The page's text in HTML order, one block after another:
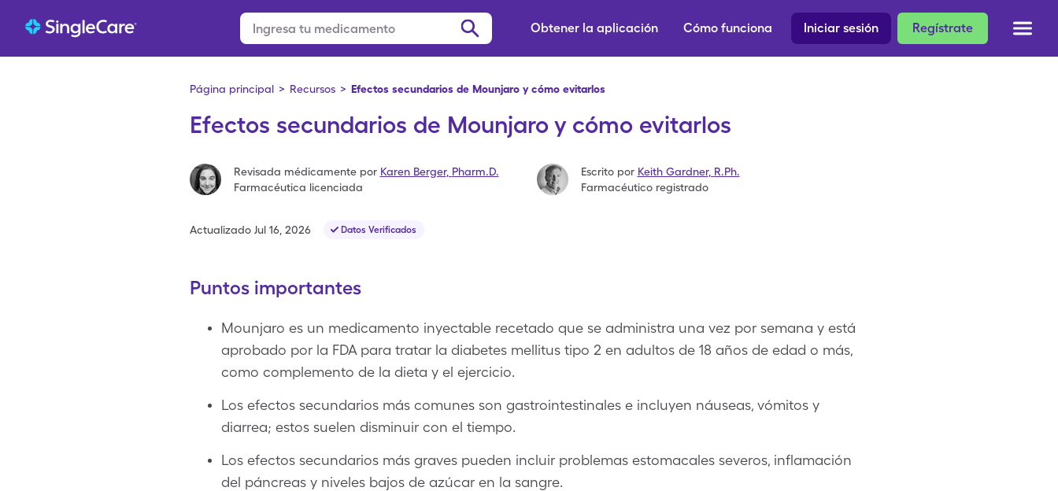
Regístrate
Iniciar sesión
Cómo funciona
Obtener la aplicación
Página principal > Recursos > Efectos secundarios de Mounjaro y cómo evitarlos
Efectos secundarios de Mounjaro y cómo evitarlos
Revisada médicamente por Karen Berger, Pharm.D.
Farmacéutica licenciada
Escrito por Keith Gardner, R.Ph.
Farmacéutico registrado
Actualizado Jul 16, 2026 Datos Verificados
Puntos importantes
Mounjaro es un medicamento inyectable recetado que se administra una vez por semana y está
aprobado por la FDA para tratar la diabetes mellitus tipo 2 en adultos de 18 años de edad o más,
como complemento de la dieta y el ejercicio.
Los efectos secundarios más comunes son gastrointestinales e incluyen náuseas, vómitos y
diarrea; estos suelen disminuir con el tiempo.
Los efectos secundarios más graves pueden incluir problemas estomacales severos, inflamación
del páncreas y niveles bajos de azúcar en la sangre.